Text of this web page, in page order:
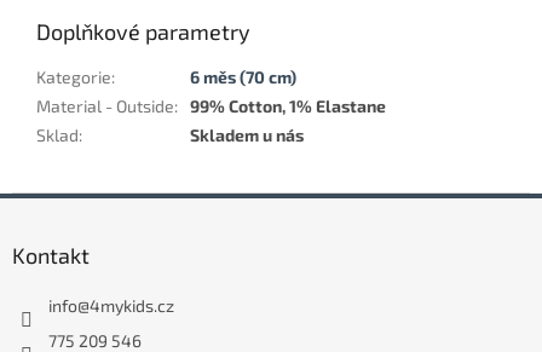
Doplňkové parametry
Kategorie:
6 měs (70 cm)
Material - Outside: 99% Cotton, 1% Elastane
Sklad: Skladem u nás
Kontakt
info@4mykids.cz
775 209 546